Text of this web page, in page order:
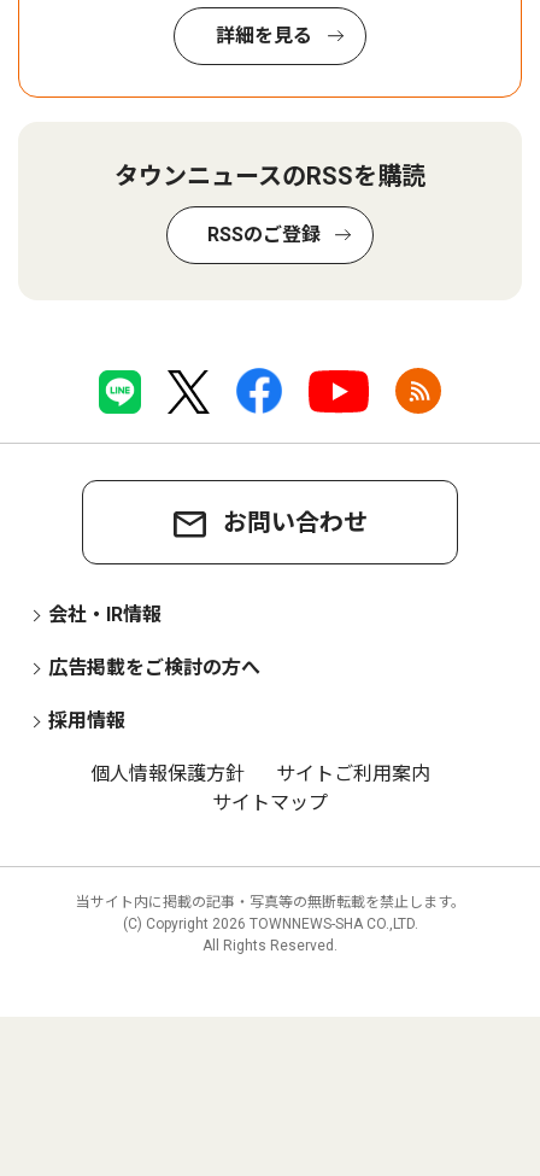
詳細を見る
タウンニュースのRSSを購読
RSSのご登録
お問い合わせ
会社・IR情報
広告掲載をご検討の方へ
採用情報
個人情報保護方針
サイトご利用案内
サイトマップ
当サイト内に掲載の記事・写真等の無断転載を禁止します。
(C) Copyright 2026 TOWNNEWS-SHA CO.,LTD.
All Rights Reserved.